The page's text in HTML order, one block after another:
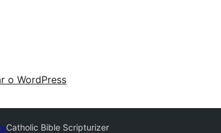
o WordPress
Catholic Bible Scripturizer